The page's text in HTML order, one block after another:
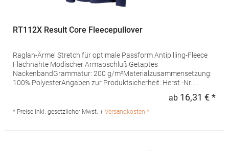
RT112X Result Core Fleecepullover
Raglan-Ärmel Stretch für optimale Passform Antipilling-Fleece
Flachnähte Modischer Armabschluß Getaptes
NackenbandGrammatur: 200 g/m²Materialzusammensetzung:
100% PolyesterAngaben zur Produktsicherheit: Herst.-Nr.:
Bratislava Slowakei E-Mail: sales@resultclothing.com
ab 16,31 € *
* Preise inkl. gesetzlicher Mwst. + Versandkosten *